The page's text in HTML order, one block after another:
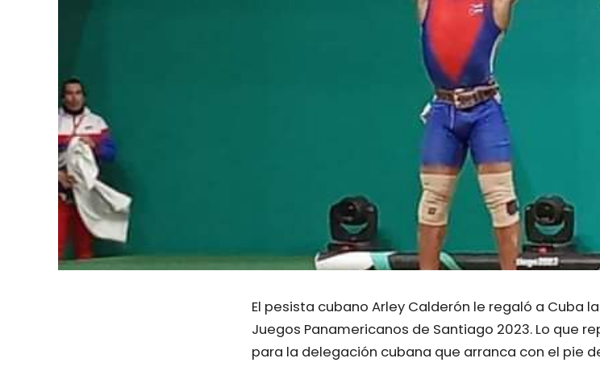
El pesista cubano Arley Calderón le regaló a Cuba
Juegos Panamericanos de Santiago 2023. Lo que
para la delegación cubana que arranca con el pie